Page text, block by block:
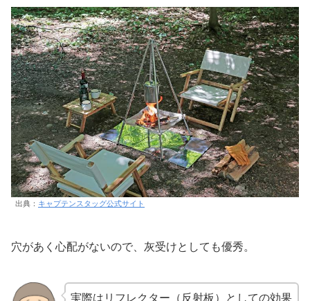
出典： キャプテンスタッグ公式サイト
穴があく心配がないので、灰受けとしても優秀。
実際はリフレクター（反射板）としての効果